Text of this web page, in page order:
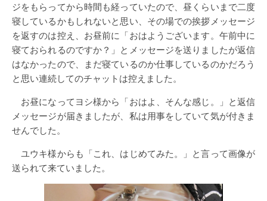
ジをもらってから時間も経っていたので、昼くらいまで二度
寝しているかもしれないと思い、その場での挨拶メッセージ
を返すのは控え、お昼前に「おはようございます。午前中に
寝ておられるのですか？」とメッセージを送りましたが返信
はなかったので、まだ寝ているのか仕事しているのかだろう
と思い連続してのチャットは控えました。
お昼になってヨシ様から「おはよ、そんな感じ。」と返信
メッセージが届きましたが、私は用事をしていて気が付きま
せんでした。
ユウキ様からも「これ、はじめてみた。」と言って画像が
送られて来ていました。